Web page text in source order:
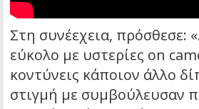
Στη συνέεχεια, πρόσθεσε:
εύκολο με υστερίες on
κοντύνεις κάποιον άλλο
στιγμή με συμβούλευσαν